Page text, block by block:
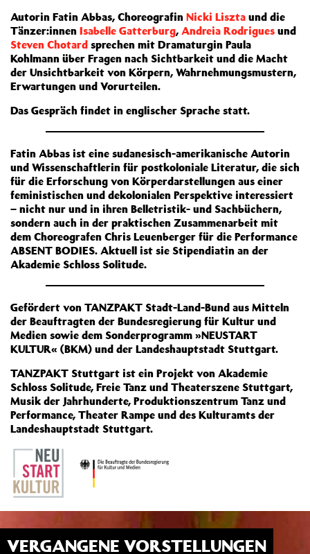
Autorin Fatin Abbas, Choreografin Nicki Liszta und die
Tänzer:innen Isabelle Gatterburg, Andreia Rodrigues und
Steven Chotard sprechen mit Dramaturgin Paula
Kohlmann über Fragen nach Sichtbarkeit und die Macht
der Unsichtbarkeit von Körpern, Wahrnehmungsmustern,
Erwartungen und Vorurteilen.
Das Gespräch findet in englischer Sprache statt.
Fatin Abbas ist eine sudanesisch-amerikanische Autorin
und Wissenschaftlerin für postkoloniale Literatur, die sich
für die Erforschung von Körperdarstellungen aus einer
feministischen und dekolonialen Perspektive interessiert
– nicht nur und in ihren Belletristik- und Sachbüchern,
sondern auch in der praktischen Zusammenarbeit mit
dem Choreografen Chris Leuenberger für die Performance
ABSENT BODIES. Aktuell ist sie Stipendiatin an der
Akademie Schloss Solitude.
Gefördert von TANZPAKT Stadt-Land-Bund aus Mitteln
der Beauftragten der Bundesregierung für Kultur und
Medien sowie dem Sonderprogramm »NEUSTART
KULTUR« (BKM) und der Landeshauptstadt Stuttgart.
TANZPAKT Stuttgart ist ein Projekt von Akademie
Schloss Solitude, Freie Tanz und Theaterszene Stuttgart,
Musik der Jahrhunderte, Produktionszentrum Tanz und
Performance, Theater Rampe und des Kulturamts der
Landeshauptstadt Stuttgart.
VERGANGENE VORSTELLUNGEN